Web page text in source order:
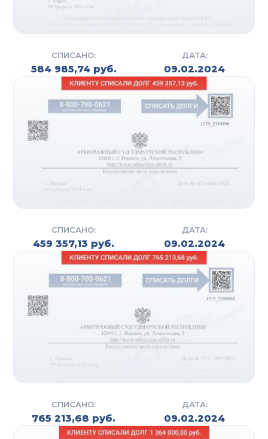
СПИСАНО:
584 985,74 руб.
ДАТА:
09.02.2024
СПИСАНО:
459 357,13 руб.
ДАТА:
09.02.2024
СПИСАНО:
765 213,68 руб.
ДАТА:
09.02.2024